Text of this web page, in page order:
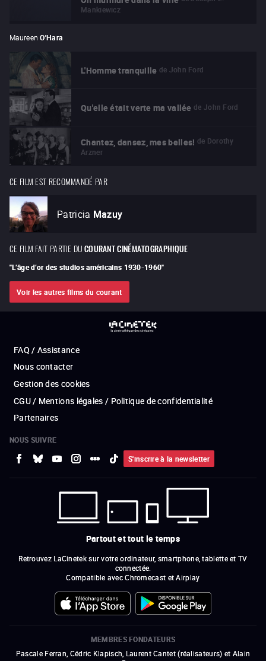
Mankiewicz
Maureen O'Hara
L'Homme tranquille de John Ford
Qu'elle était verte ma vallée de John Ford
Chantez, dansez, mes belles! de Dorothy
Arzner
CE FILM EST RECOMMANDÉ PAR
Patricia Mazuy
CE FILM FAIT PARTIE DUCOURANT CINÉMATOGRAPHIQUE
"L’âge d’or des studios américains 1930-1960"
Voir les autres films du courant
FAQ / Assistance
Nous contacter
Gestion des cookies
CGU / Mentions légales / Politique de confidentialité
Partenaires
NOUS SUIVRE
S'inscrire à la newsletter
Partout et tout le temps
Retrouvez LaCinetek sur votre ordinateur, smartphone, tablette et TV
connectée.
Compatible avec Chromecast et Airplay
MEMBRES FONDATEURS
Pascale Ferran, Cédric Klapisch, Laurent Cantet (réalisateurs) et Alain